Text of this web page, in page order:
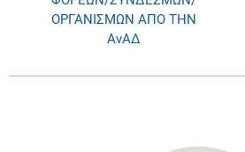
ΟΡΓΑΝΙΣΜΩΝ ΑΠΟ ΤΗΝ
ΑνΑΔ